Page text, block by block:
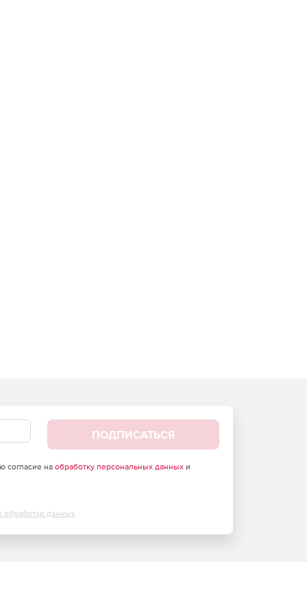
ПОДПИСАТЬСЯ
согласие на обработку персональных данныхи
обработки данных